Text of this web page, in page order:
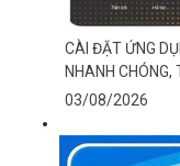
CÀI ĐẶT ỨNG
NHANH CHÓNG,
03/08/2026